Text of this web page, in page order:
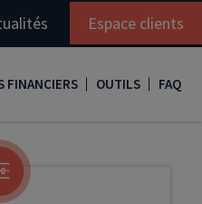
Espace clients
FINANCIERS OUTILS
bilan patrimonial ?
FAQ